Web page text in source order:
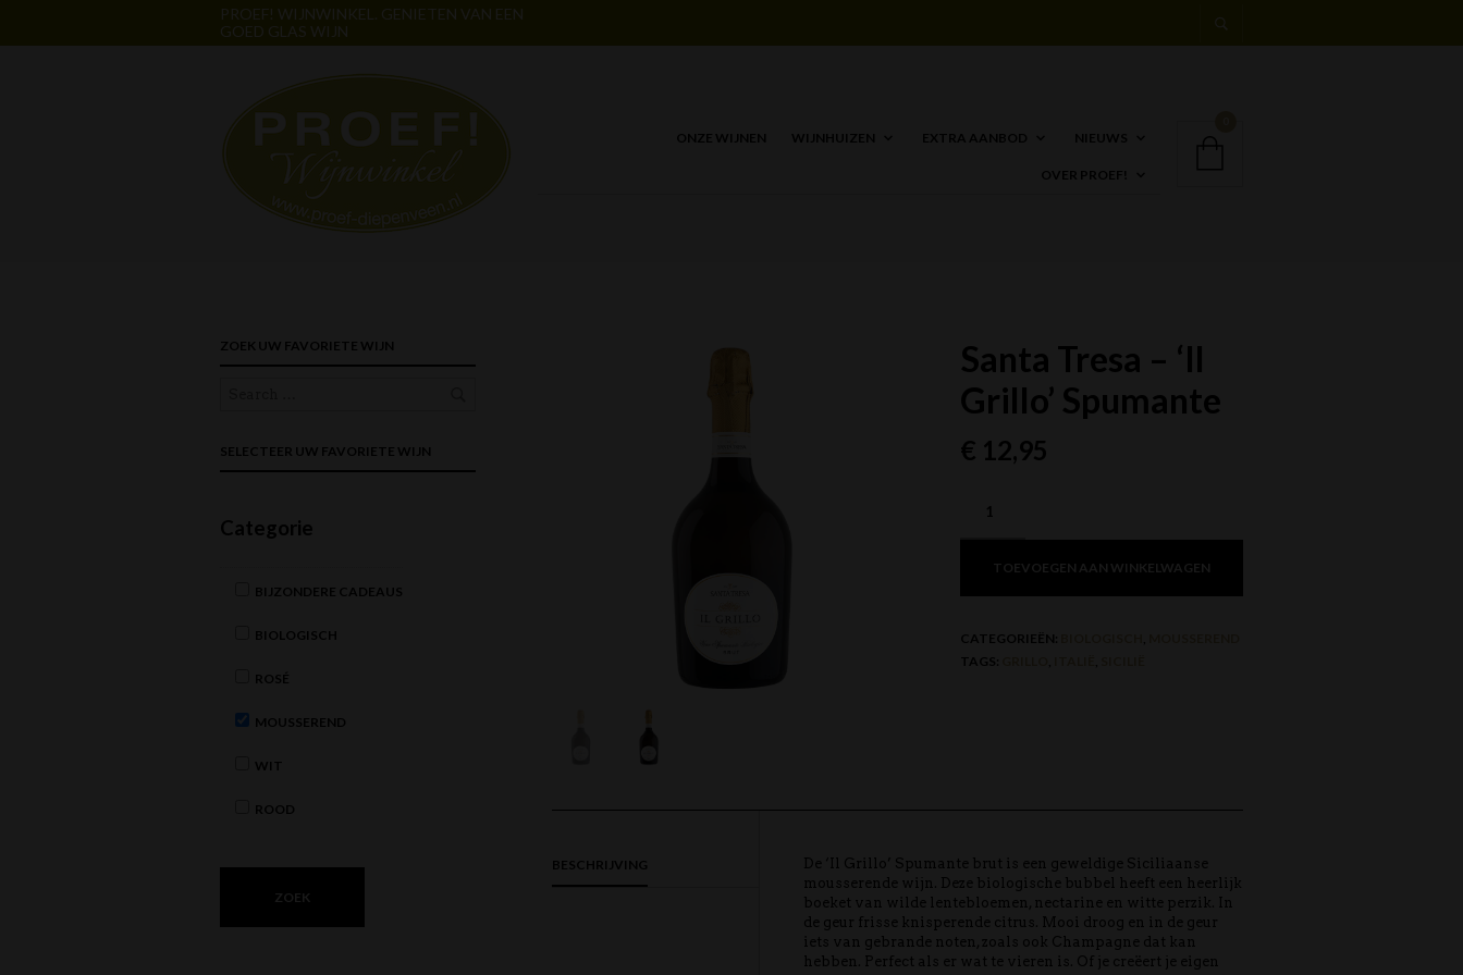
PROEF! WIJNWINKEL. GENIETEN VAN EEN
GOED GLAS WIJN
ONZE WIJNEN WIJNHUIZEN EXTRA AANBOD NIEUWS
OVER PROEF!
Santa Tresa – ‘Il
Grillo’ Spumante
€ 12,95
TOEVOEGEN AAN WINKELWAGEN
CATEGORIEËN: ,
TAGS:
, ,
BESCHRIJVING
De ‘Il Grillo’ Spumante brut is een geweldige Siciliaanse
mousserende wijn. Deze biologische bubbel heeft een heerlijk
boeket van wilde lentebloemen, nectarine en witte perzik. In
de geur frisse knisperende citrus. Mooi droog en in de geur
iets van gebrande noten, zoals ook Champagne dat kan
hebben. Perfect als er wat te vieren is. Of je creëert je eigen
ZOEK UW FAVORIETE WIJN
SELECTEER UW FAVORIETE WIJN
Categorie
BIJZONDERE CADEAUS
BIOLOGISCH
ROSÉ
MOUSSEREND
WIT
ROOD